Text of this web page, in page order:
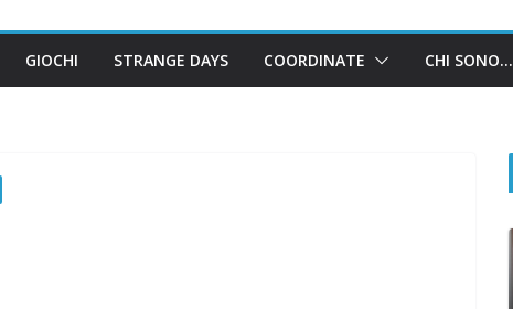
GIOCHI STRANGE DAYS COORDINATE CHI SONO…